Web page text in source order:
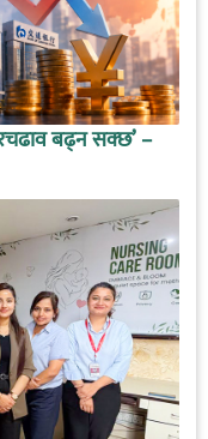
बढ्न सक्छ’ –